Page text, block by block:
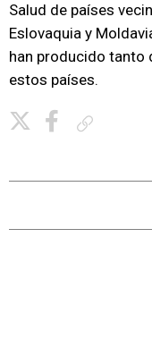
Salud de países
Eslovaquia y
han producido tanto
estos países.